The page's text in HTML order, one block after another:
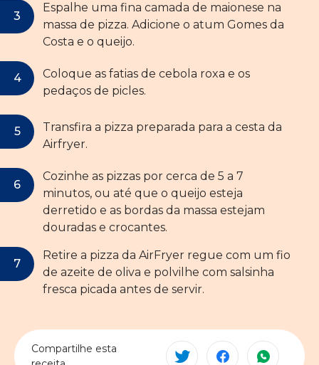
Espalhe uma fina camada de maionese na
massa de pizza. Adicione o atum Gomes da
Costa e o queijo.
Coloque as fatias de cebola roxa e os
pedaços de picles.
Transfira a pizza preparada para a cesta da
Airfryer.
Cozinhe as pizzas por cerca de 5 a 7
minutos, ou até que o queijo esteja
derretido e as bordas da massa estejam
douradas e crocantes.
Retire a pizza da AirFryer regue com um fio
de azeite de oliva e polvilhe com salsinha
fresca picada antes de servir.
Compartilhe esta